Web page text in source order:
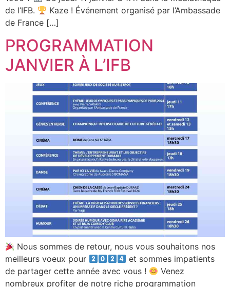
de l’IFB.
Kaze ! Événement organisé par l’Ambassade
de France […]
PROGRAMMATION
JANVIER À L’IFB
Nous sommes de retour, nous vous souhaitons nos
meilleurs voeux pour
et sommes impatients
de partager cette année avec vous !
Venez
nombreux profiter de notre riche programmation